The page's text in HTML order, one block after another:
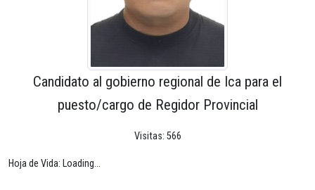
Candidato al gobierno regional de Ica para el
puesto/cargo de Regidor Provincial
Visitas: 566
Hoja de Vida: Loading...